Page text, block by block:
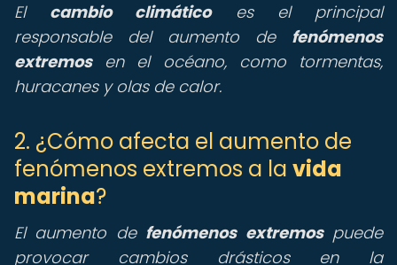
El cambio climáticoes el principal
responsable del aumento de fenómenos
extremosen el océano, como tormentas,
huracanes y olas de calor.
2. ¿Cómo afecta el aumento de
fenómenos extremos a la vida
marina?
El aumento de fenómenos extremospuede
provocar cambios drásticos en la